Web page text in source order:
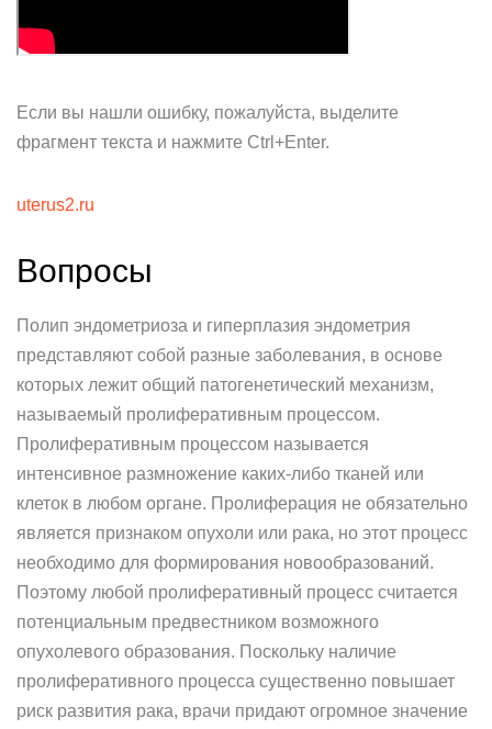
Если вы нашли ошибку, пожалуйста, выделите
фрагмент текста и нажмите Ctrl+Enter.
uterus2.ru
Вопросы
Полип эндометриоза и гиперплазия эндометрия
представляют собой разные заболевания, в основе
которых лежит общий патогенетический механизм,
называемый пролиферативным процессом.
Пролиферативным процессом называется
интенсивное размножение каких-либо тканей или
клеток в любом органе. Пролиферация не обязательно
является признаком опухоли или рака, но этот процесс
необходимо для формирования новообразований.
Поэтому любой пролиферативный процесс считается
потенциальным предвестником возможного
опухолевого образования. Поскольку наличие
пролиферативного процесса существенно повышает
риск развития рака, врачи придают огромное значение